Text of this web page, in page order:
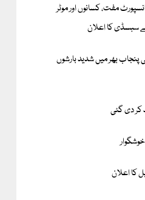
مفت، کسانوں اور موٹر
سبسڈی کا اعلان
بھر میں شدید بارشوں
کر دی گئی